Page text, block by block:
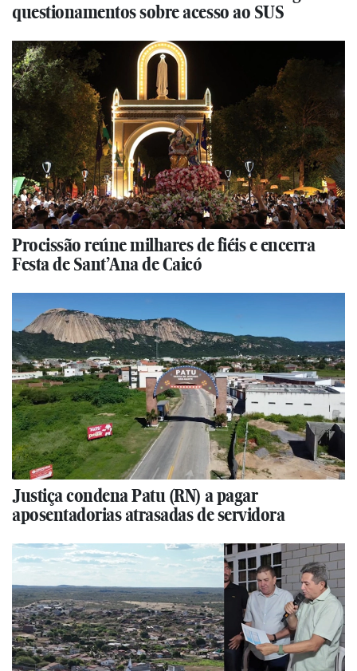
questionamentos sobre acesso ao SUS
Procissão reúne milhares de fiéis e encerra
Festa de Sant’Ana de Caicó
Justiça condena Patu (RN) a pagar
aposentadorias atrasadas de servidora